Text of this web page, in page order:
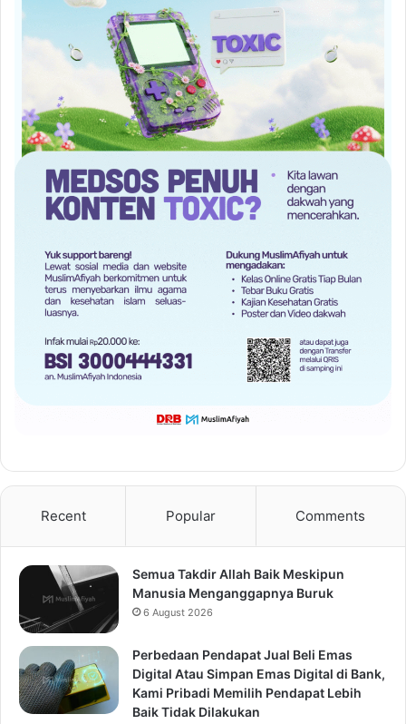
Recent Popular Comments
Semua Takdir Allah Baik Meskipun
Manusia Menganggapnya Buruk
6 August 2026
Perbedaan Pendapat Jual Beli Emas
Digital Atau Simpan Emas Digital di Bank,
Kami Pribadi Memilih Pendapat Lebih
Baik Tidak Dilakukan